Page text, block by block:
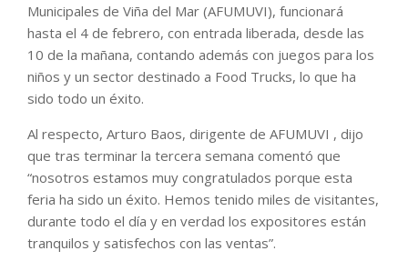
Municipales de Viña del Mar (AFUMUVI), funcionará
hasta el 4 de febrero, con entrada liberada, desde las
10 de la mañana, contando además con juegos para los
niños y un sector destinado a Food Trucks, lo que ha
sido todo un éxito.
Al respecto, Arturo Baos, dirigente de AFUMUVI , dijo
que tras terminar la tercera semana comentó que
“nosotros estamos muy congratulados porque esta
feria ha sido un éxito. Hemos tenido miles de visitantes,
durante todo el día y en verdad los expositores están
tranquilos y satisfechos con las ventas”.